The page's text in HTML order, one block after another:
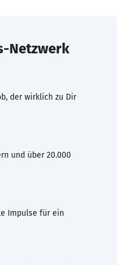
Netzwerk
der wirklich zu Dir
und über 20.000
Impulse für ein